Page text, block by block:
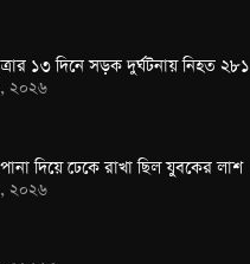
১৩ দিনে সড়ক দুর্ঘটনায় নিহত ২৮১
২০২৬
দিয়ে ঢেকে রাখা ছিল যুবকের লাশ
২০২৬